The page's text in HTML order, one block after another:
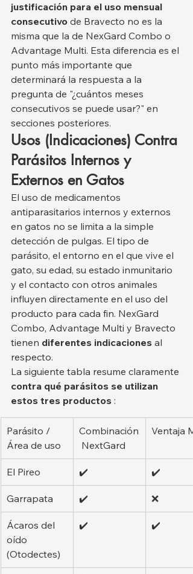
justificación para el uso mensual
consecutivo de Bravecto no es la
misma que la de NexGard Combo o
Advantage Multi. Esta diferencia es el
punto más importante que
determinará la respuesta a la
pregunta de "¿cuántos meses
consecutivos se puede usar?" en
secciones posteriores.
Usos (Indicaciones) Contra
Parásitos Internos y
Externos en Gatos
El uso de medicamentos
antiparasitarios internos y externos
en gatos no se limita a la simple
detección de pulgas. El tipo de
parásito, el entorno en el que vive el
gato, su edad, su estado inmunitario
y el contacto con otros animales
influyen directamente en el uso del
producto para cada fin. NexGard
Combo, Advantage Multi y Bravecto
tienen diferentes indicaciones al
respecto.
La siguiente tabla resume claramente
contra qué parásitos se utilizan
estos tres productos :
Parásito /
Área de uso
Combinación
NextGard
Ventaja
El Pireo ✔️ ✔️
Garrapata ✔️ ❌
Ácaros del
oído
(Otodectes)
✔️ ✔️